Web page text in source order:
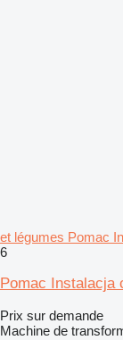
et légumes Pomac
6
Pomac Instalacja
Prix sur demande
Machine de